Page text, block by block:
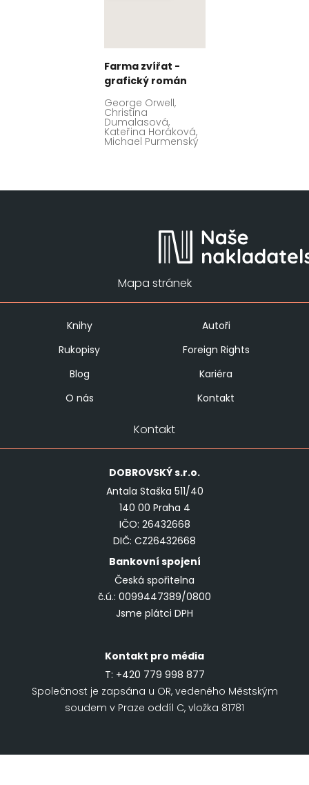
Farma zvířat -
grafický román
George Orwell,
Christina
Dumalasová,
Kateřina Horáková,
Michael Purmenský
Mapa stránek
Knihy
Autoři
Rukopisy
Foreign Rights
Blog
Kariéra
O nás
Kontakt
Kontakt
DOBROVSKÝs.r.o.
Antala Staška 511/40
140 00 Praha 4
IČO: 26432668
DIČ: CZ26432668
Bankovní spojení
Česká spořitelna
č.ú.: 0099447389/0800
Jsme plátci DPH
Kontakt pro média
T: +420 779 998 877
Společnost je zapsána u OR, vedeného Městským
soudem v Praze oddíl C, vložka 81781